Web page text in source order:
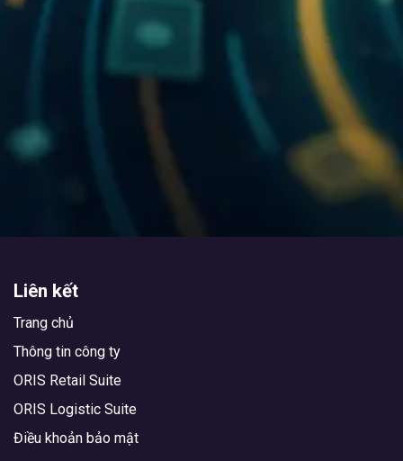
Liên kết
Trang chủ
Thông tin công ty
ORIS Retail Suite
ORIS Logistic Suite
Điều khoản bảo mật